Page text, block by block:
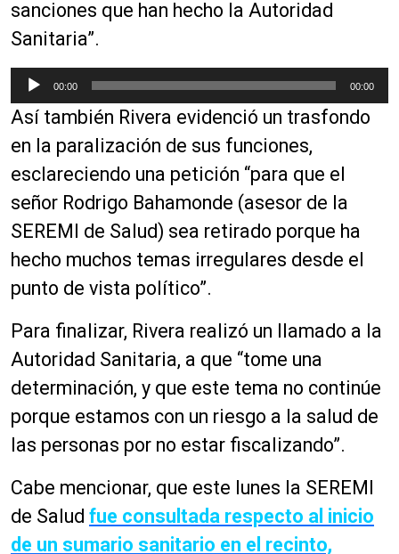
o
sanciones que han hecho la Autoridad
Sanitaria”.
e
p
r
d
u
c
t
o
r
e
a
d
i
o
00:00 00:00
Así también Rivera evidenció un trasfondo
en la paralización de sus funciones,
esclareciendo una petición “para que el
señor Rodrigo Bahamonde (asesor de la
SEREMI de Salud) sea retirado porque ha
hecho muchos temas irregulares desde el
punto de vista político”.
Para finalizar, Rivera realizó un llamado a la
Autoridad Sanitaria, a que “tome una
determinación, y que este tema no continúe
porque estamos con un riesgo a la salud de
las personas por no estar fiscalizando”.
Cabe mencionar, que este lunes la SEREMI
de Salud fue consultada respecto al inicio
de un sumario sanitario en el recinto,